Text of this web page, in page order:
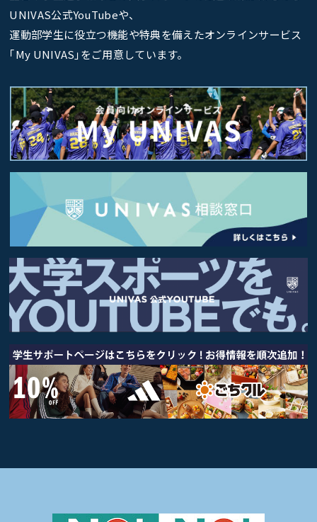
UNIVAS公式YouTubeや、
運動部学生に役立つ機能や特典を備えたオンラインサービス
｢My UNIVAS｣をご用意しています。